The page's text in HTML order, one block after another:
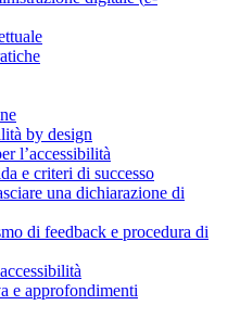
by design
l’accessibilità
e criteri di successo
una dichiarazione di
di feedback e procedura di
e approfondimenti